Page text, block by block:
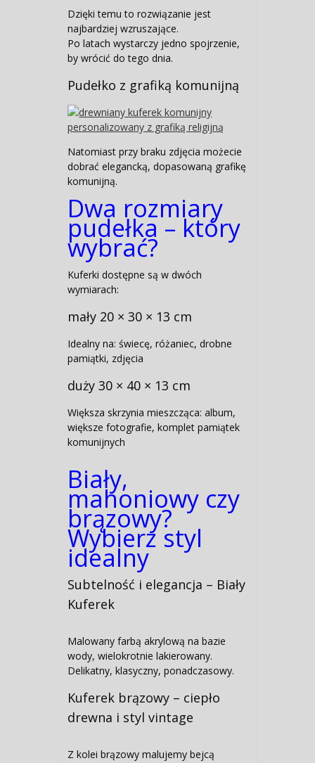
Dzięki temu to rozwiązanie jest
najbardziej wzruszające.
Po latach wystarczy jedno spojrzenie,
by wrócić do tego dnia.
Pudełko z grafiką komunijną
Natomiast przy braku zdjęcia możecie
dobrać elegancką, dopasowaną grafikę
komunijną.
Dwa rozmiary
pudełka – który
wybrać?
Kuferki dostępne są w dwóch
wymiarach:
mały 20 × 30 × 13 cm
Idealny na: świecę, różaniec, drobne
pamiątki, zdjęcia
duży 30 × 40 × 13 cm
Większa skrzynia mieszcząca:album,
większe fotografie, komplet pamiątek
komunijnych
Biały,
mahoniowy czy
brązowy?
Wybierz styl
idealny
Subtelność i elegancja – Biały
Kuferek
Malowany farbą akrylową na bazie
wody, wielokrotnie lakierowany.
Delikatny, klasyczny, ponadczasowy.
Kuferek brązowy – ciepło
drewna i styl vintage
Z kolei brązowy malujemy bejcą